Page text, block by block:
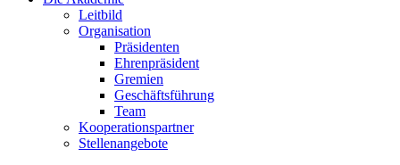
Leitbild
Organisation
Präsidenten
Ehrenpräsident
Gremien
Geschäftsführung
Team
Kooperationspartner
Stellenangebote